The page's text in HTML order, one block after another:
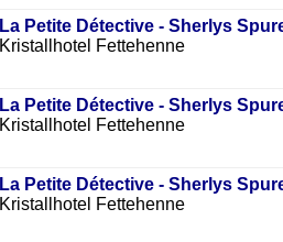
La Petite Détective - Sherlys
Kristallhotel Fettehenne
La Petite Détective - Sherlys
Kristallhotel Fettehenne
La Petite Détective - Sherlys
Kristallhotel Fettehenne